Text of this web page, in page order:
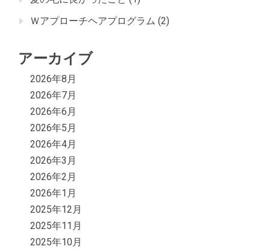
Ｗアプローチヘアプログラム (2)
アーカイブ
2026年8月
2026年7月
2026年6月
2026年5月
2026年4月
2026年3月
2026年2月
2026年1月
2025年12月
2025年11月
2025年10月